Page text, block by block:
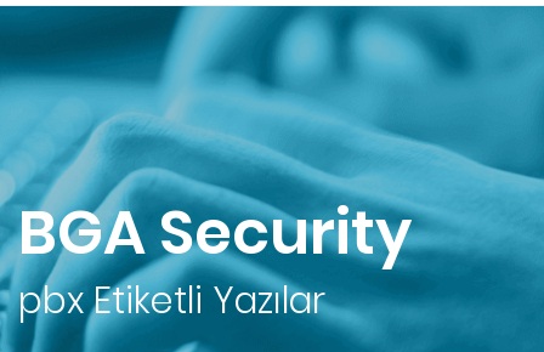
BGA Security
pbxEtiketli Yazılar